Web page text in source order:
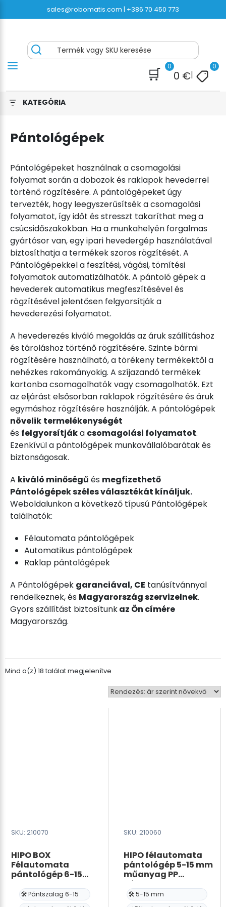
a
sales@robomatis.com | +386 70 450 773
pantolas.hu® – Kiváló minőségű
csomagolóeszközök gyors kiszállítása
Battery Strapping Tools and Packing Machines
Delivered Fast and Free
Termék vagy SKU keresése
🛒 0
0 €|
0
KATEGÓRIA
Pántológépek
Pántológépeket használnak a csomagolási
folyamat során a dobozok és raklapok hevederrel
történő rögzítésére. A pántológépeket úgy
tervezték, hogy leegyszerűsítsék a csomagolási
folyamatot, így időt és stresszt takaríthat meg a
csúcsidőszakokban. Ha a munkahelyén forgalmas
gyártósor van, egy ipari hevedergép használatával
biztosíthatja a termékek szoros rögzítését. A
Pántológépekkel a feszítési, vágási, tömítési
folyamatok automatizálhatók. A pántoló gépek a
hevederek automatikus megfeszítésével és
rögzítésével jelentősen felgyorsítják a
hevederezési folyamatot.
A hevederezés kiváló megoldás az áruk szállításhoz
és tároláshoz történő rögzítésére. Szinte bármi
rögzítésére használható, a törékeny termékektől a
nehézkes rakományokig. A szíjazandó termékek
kartonba csomagolhatók vagy csomagolhatók. Ezt
az eljárást elsősorban raklapok rögzítésére és áruk
egymáshoz rögzítésére használják. A pántológépek
növelik termelékenységét
és felgyorsítjáka csomagolási folyamatot.
Ezenkívül a pántológépek munkavállalóbarátak és
biztonságosak.
A kiváló minőségű és megfizethető
Pántológépek széles választékát kínáljuk.
Weboldalunkon a következő típusú Pántológépek
találhatók:
Félautomata pántológépek
Automatikus pántológépek
Raklap pántológépek
A Pántológépek garanciával, CE tanúsítvánnyal
rendelkeznek, és Magyarország szervizelnek.
Gyors szállítást biztosítunkaz Ön címére
Magyarország.
Mind a(z) 18 találat megjelenítve
pris:
lågt
SKU: 210070
HIPO BOX
Félautomata
pántológép 6-15
pántszalagokhoz
🛠️ Pántszalag 6-15
SKU: 210060
HIPO félautomata
pántológép 5-15 mm
műanyag PP
pántszalaghoz
🛠️ 5-15 mm